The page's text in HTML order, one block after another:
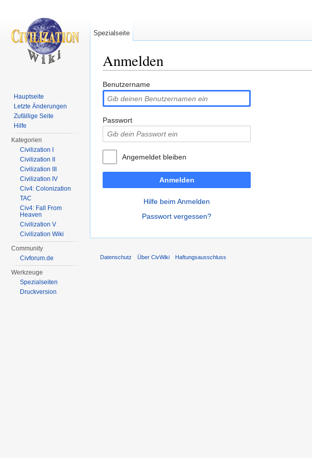
Anmelden
Benutzername
Passwort
Angemeldet bleiben
Anmelden
Hilfe beim Anmelden
Passwort vergessen?
Spezialseite
Hauptseite
Letzte Änderungen
Zufällige Seite
Hilfe
Kategorien
Civilization I
Civilization II
Civilization III
Civilization IV
Civ4: Colonization
TAC
Civ4: Fall From
Heaven
Civilization V
Civilization Wiki
Community
Civforum.de
Werkzeuge
Spezialseiten
Druckversion
Datenschutz Über CivWiki Haftungsausschluss